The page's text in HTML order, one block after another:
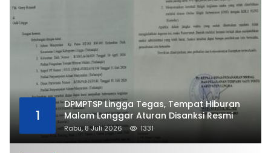
1
DPMPTSP Lingga Tegas, Tempat Hiburan
Malam Langgar Aturan Disanksi Resmi
Rabu, 8 Juli 2026 1331